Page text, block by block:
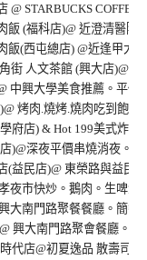
@ STARBUCKS
飯 (福科店)@ 近澄清醫
飯(西屯總店) @近逢甲
街 人文茶館 (興大店)@
中興大學美食推薦。平
烤肉.燒烤.燒肉吃到飽
府店) & Hot 199美式炸
)@深夜平價串燒消夜。
(益民店)@ 東榮路與益民
夜市快炒。鵝肉。生啤
大南門路聚餐餐廳。簡
興大南門路聚會餐廳。
代店@初夏逸品 散壽司